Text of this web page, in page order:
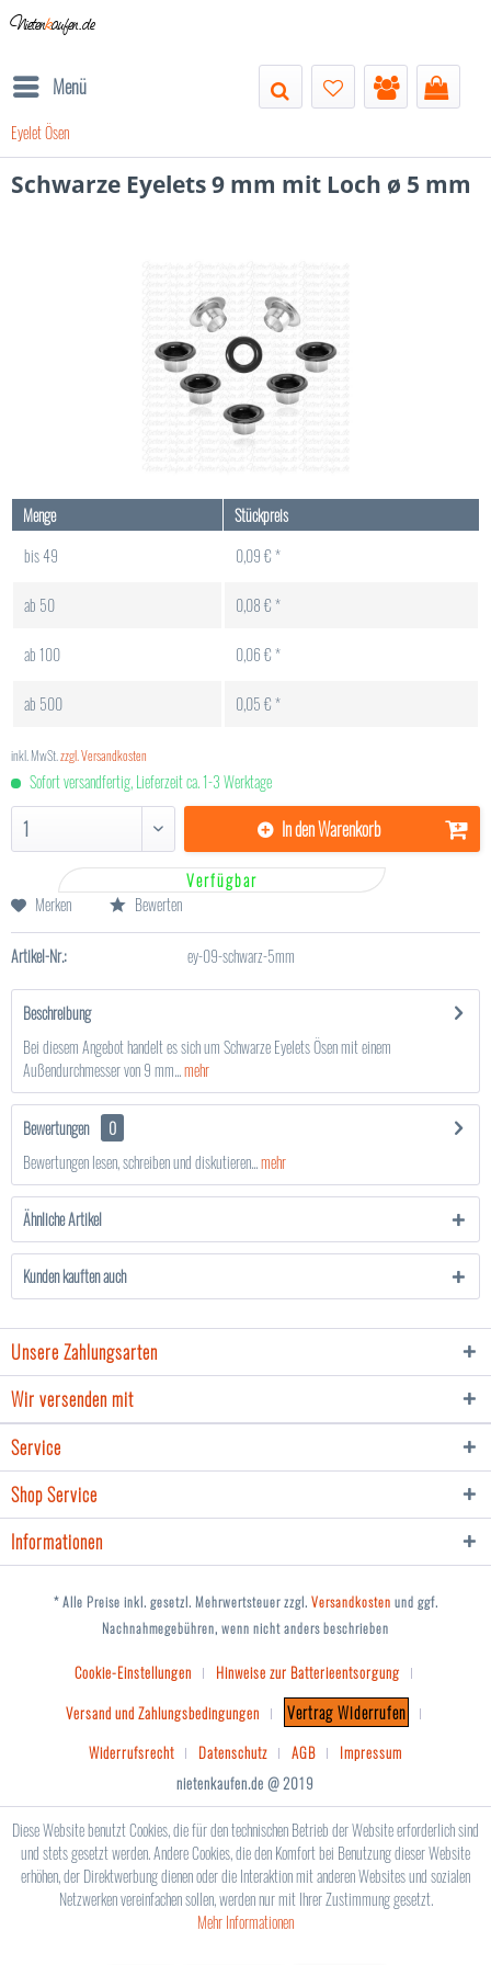
Nietenkaufen.de
Menü
Eyelet Ösen
Schwarze Eyelets 9 mm mit Loch ø 5 mm
Menge
Stückpreis
bis49 0,09 € *
ab 50 0,08 € *
ab100 0,06 € *
ab 500 0,05 € *
inkl. MwSt. zzgl. Versandkosten
Sofort versandfertig, Lieferzeit ca. 1-3 Werktage
In denWarenkorb
Verfügbar
Merken
Bewerten
Artikel-Nr.: ey-09-schwarz-5mm
Beschreibung
Bei diesem Angebot handelt es sich um Schwarze Eyelets Ösen mit einem
Außendurchmesser von 9 mm...mehr
Bewertungen
0
Bewertungen lesen, schreiben und diskutieren...mehr
Ähnliche Artikel
Kunden kauften auch
Unsere Zahlungsarten
Wir versenden mit
Service
Shop Service
Informationen
* Alle Preise inkl. gesetzl. Mehrwertsteuer zzgl. Versandkosten und ggf.
Nachnahmegebühren, wenn nicht anders beschrieben
Cookie-Einstellungen
Hinweise zur Batterieentsorgung
Versand und Zahlungsbedingungen
Vertrag Widerrufen
Widerrufsrecht Datenschutz AGB
Impressum
nietenkaufen.de @ 2019
Diese Website benutzt Cookies, die für den technischen Betrieb der Website erforderlich sind
und stets gesetzt werden. Andere Cookies, die den Komfort bei Benutzung dieser Website
erhöhen, der Direktwerbung dienen oder die Interaktion mit anderen Websites und sozialen
Netzwerken vereinfachen sollen, werden nur mit Ihrer Zustimmung gesetzt.
Mehr Informationen